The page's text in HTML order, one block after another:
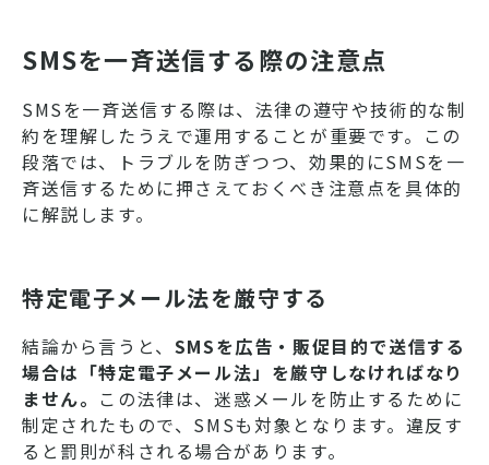
SMSを一斉送信する際の注意点
SMSを一斉送信する際は、法律の遵守や技術的な制
約を理解したうえで運用することが重要です。この
段落では、トラブルを防ぎつつ、効果的にSMSを一
斉送信するために押さえておくべき注意点を具体的
に解説します。
特定電子メール法を厳守する
結論から言うと、 SMSを広告・販促目的で送信する
場合は「特定電子メール法」を厳守しなければなり
ません。 この法律は、迷惑メールを防止するために
制定されたもので、SMSも対象となります。違反す
ると罰則が科される場合があります。